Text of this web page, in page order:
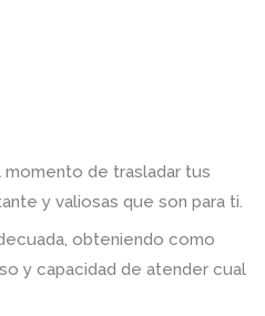
momento de trasladar tus
y valiosas que son para ti.
obteniendo como
y capacidad de atender cual